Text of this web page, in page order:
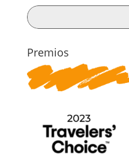
Buscar:
Premios